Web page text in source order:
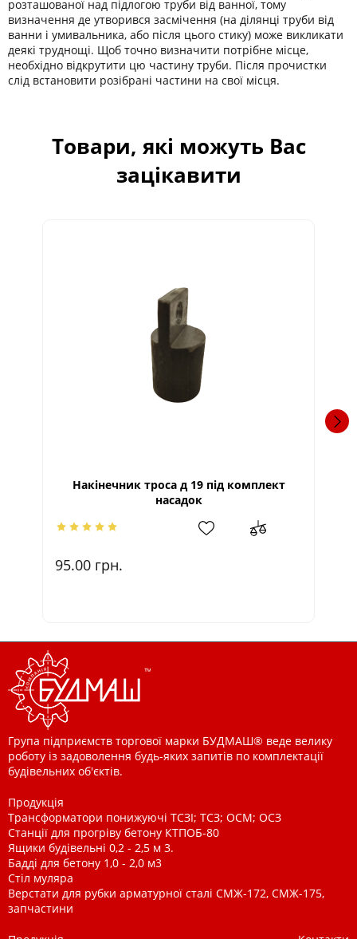
розташованої над підлогою труби від ванної, тому
визначення де утворився засмічення (на ділянці труби від
ванни і умивальника, або після цього стику) може викликати
деякі труднощі. Щоб точно визначити потрібне місце,
необхідно відкрутити цю частину труби. Після прочистки
слід встановити розібрані частини на свої місця.
Товари, які можуть Вас
зацікавити
Накінечник троса д 19 під комплект
насадок
95.00 грн.
Група підприємств торгової марки БУДМАШ® веде велику
роботу із задоволення будь-яких запитів по комплектації
будівельних об'єктів.
Продукція
Трансформатори понижуючі ТСЗІ; ТСЗ; ОСМ; ОСЗ
Станції для прогріву бетону КТПОБ-80
Ящики будівельні 0,2 - 2,5 м 3.
Бадді для бетону 1,0 - 2,0 м3
Стіл муляра
Верстати для рубки арматурної сталі СМЖ-172, СМЖ-175,
запчастини